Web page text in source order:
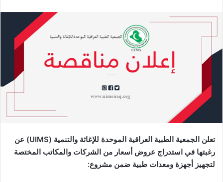
تعلن الجمعية الطبية العراقية الموحدة للإغاثة والتنمية (UIMS)
عن
رغبتها في استدراج عروض أسعار من الشركات والمكاتب المختصة
لتجهيز أجهزة ومعدات طبية ضمن مشروع: